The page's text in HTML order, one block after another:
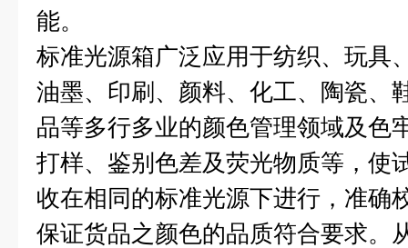
能。
标准光源箱广泛应用于纺织、玩具
油墨、印刷、颜料、化工、陶瓷、
品等多行多业的颜色管理领域及色
打样、鉴别色差及荧光物质等，使
收在相同的标准光源下进行，准确
保证货品之颜色的品质符合要求。